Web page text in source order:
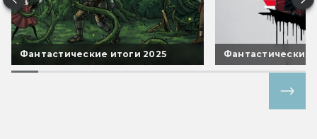
Фантастические итоги 2025 Фантастические